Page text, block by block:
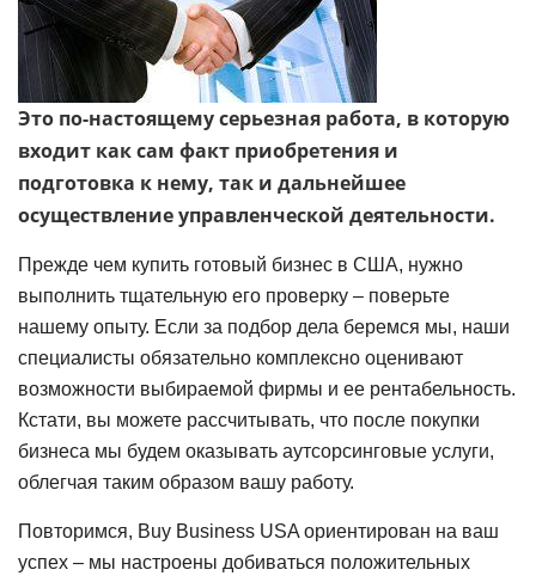
Это по-настоящему серьезная работа, в которую
входит как сам факт приобретения и
подготовка к нему, так и дальнейшее
осуществление управленческой деятельности.
Прежде чем купить готовый бизнес в США, нужно
выполнить тщательную его проверку – поверьте
нашему опыту. Если за подбор дела беремся мы, наши
специалисты обязательно комплексно оценивают
возможности выбираемой фирмы и ее рентабельность.
Кстати, вы можете рассчитывать, что после покупки
бизнеса мы будем оказывать аутсорсинговые услуги,
облегчая таким образом вашу работу.
Повторимся, Buy Business USA ориентирован на ваш
успех – мы настроены добиваться положительных